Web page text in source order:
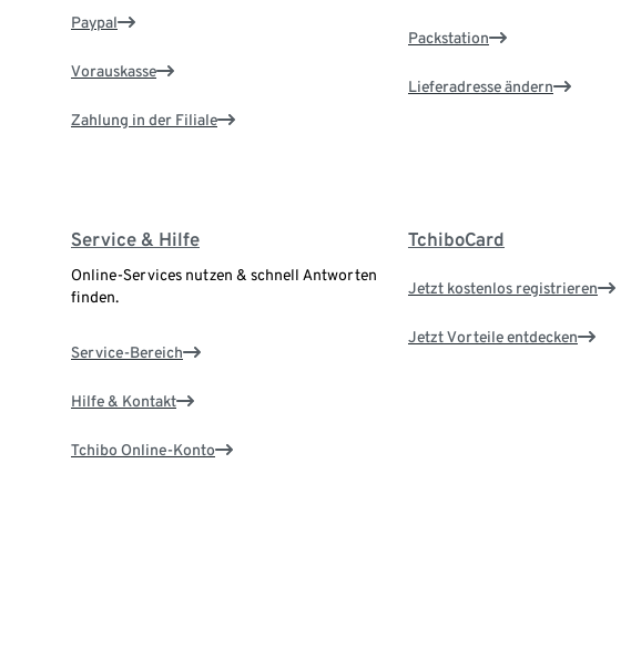
Paypal
Vorauskasse
Zahlung in der Filiale
Packstation
Lieferadresse ändern
Service & Hilfe
Online-Services nutzen & schnell Antworten
finden.
Service-Bereich
Hilfe & Kontakt
Tchibo Online-Konto
TchiboCard
Jetzt kostenlos registrieren
Jetzt Vorteile entdecken